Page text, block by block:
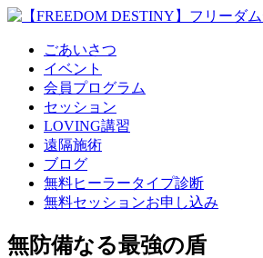
ごあいさつ
イベント
会員プログラム
セッション
LOVING講習
遠隔施術
ブログ
無料ヒーラータイプ診断
無料セッションお申し込み
無防備なる最強の盾